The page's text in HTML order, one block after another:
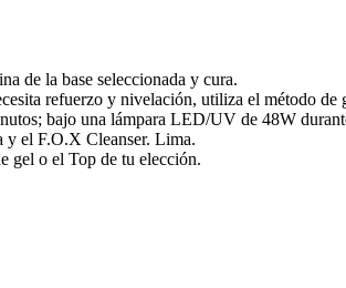
de la base seleccionada y cura.
refuerzo y nivelación, utiliza el método de
bajo una lámpara LED/UV de 48W
y el F.O.X Cleanser. Lima.
gel o el Top de tu elección.